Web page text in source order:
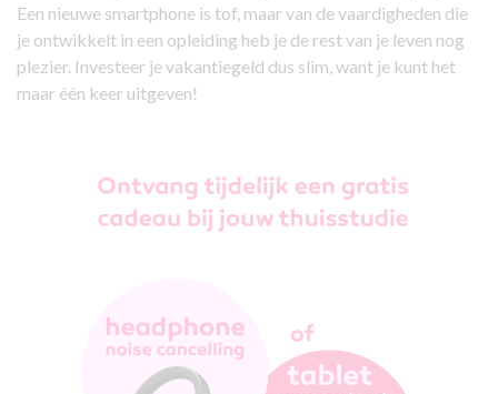
Een nieuwe smartphone is tof, maar van de vaardigheden die
je ontwikkelt in een opleiding heb je de rest van je leven nog
plezier. Investeer je vakantiegeld dus slim, want je kunt het
maar één keer uitgeven!